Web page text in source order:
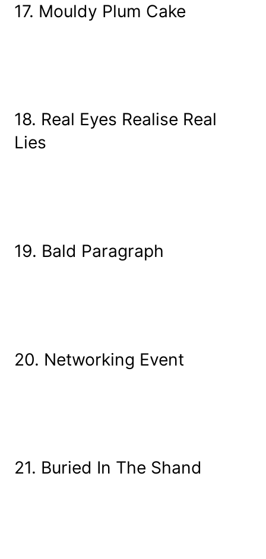
17. Mouldy Plum Cake
18. Real Eyes Realise Real
Lies
19. Bald Paragraph
20. Networking Event
21. Buried In The Shand